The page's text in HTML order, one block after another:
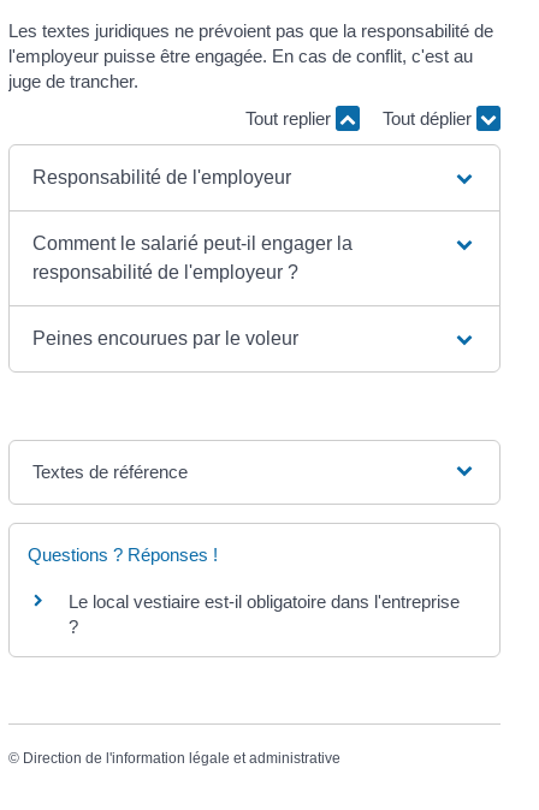
Les textes juridiques ne prévoient pas que la responsabilité de
l'employeur puisse être engagée. En cas de conflit, c'est au
juge de trancher.
Tout replier
Tout déplier
Responsabilité de l'employeur
Comment le salarié peut-il engager la
responsabilité de l'employeur ?
Peines encourues par le voleur
Textes de référence
Questions ? Réponses !
Le local vestiaire est-il obligatoire dans l'entreprise
?
© Direction de l'information légale et administrative